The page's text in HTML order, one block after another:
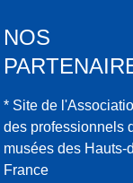
NOS
* Site de
des professionnels
musées des Hauts-
France